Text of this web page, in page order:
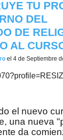
TU
DEL
DE
AL
el 4 de Septiembre
el nuevo
una nueva
da